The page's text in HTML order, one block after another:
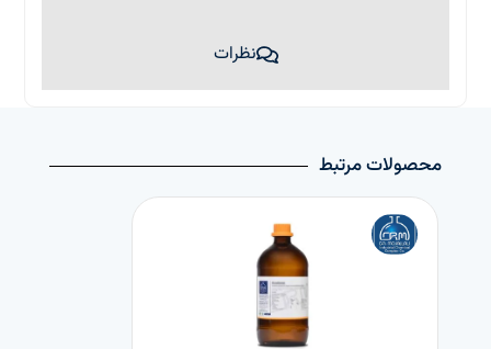
نظرات
محصولات مرتبط